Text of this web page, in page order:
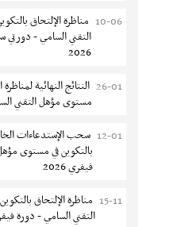
05-08 تمديد آجال الترشح
2027
05-08 بلاغ حول مواعيد
بعنوان السنة الدراسية 2026-2027
05-08 الإعلان عن نتائج
الجامعي - باكالوريا 2026
الوطني لسنة 2026
10-06 مناظرة الإلتحاق
التقني السامي - دورتي
2026
26-01 النتائج النهائية
مستوى مؤهل التقني
12-01 سحب الإستدعاءات
بالتكوين في مستوى
فيفري 2026
15-11 مناظرة الإلتحاق
التقني السامي - دورة فيفري